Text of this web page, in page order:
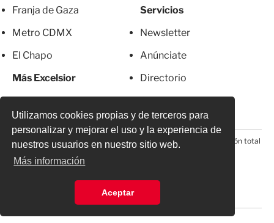
Utilizamos cookies propias y de terceros para
personalizar y mejorar el uso y la experiencia de
nuestros usuarios en nuestro sitio web.
Más información
Aceptar
Franja de Gaza
Metro CDMX
El Chapo
Más Excelsior
Servicios
Newsletter
Anúnciate
Directorio
© 2026 Todos los derechos reservados. Prohibida la reproducción total
o parcial, incluyendo cualquier medio electrónico*